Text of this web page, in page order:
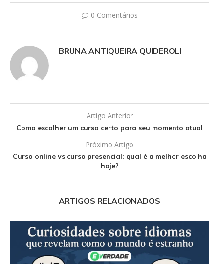
0 Comentários
BRUNA ANTIQUEIRA QUIDEROLI
Artigo Anterior
Como escolher um curso certo para seu momento atual
Próximo Artigo
Curso online vs curso presencial: qual é a melhor escolha
hoje?
ARTIGOS RELACIONADOS